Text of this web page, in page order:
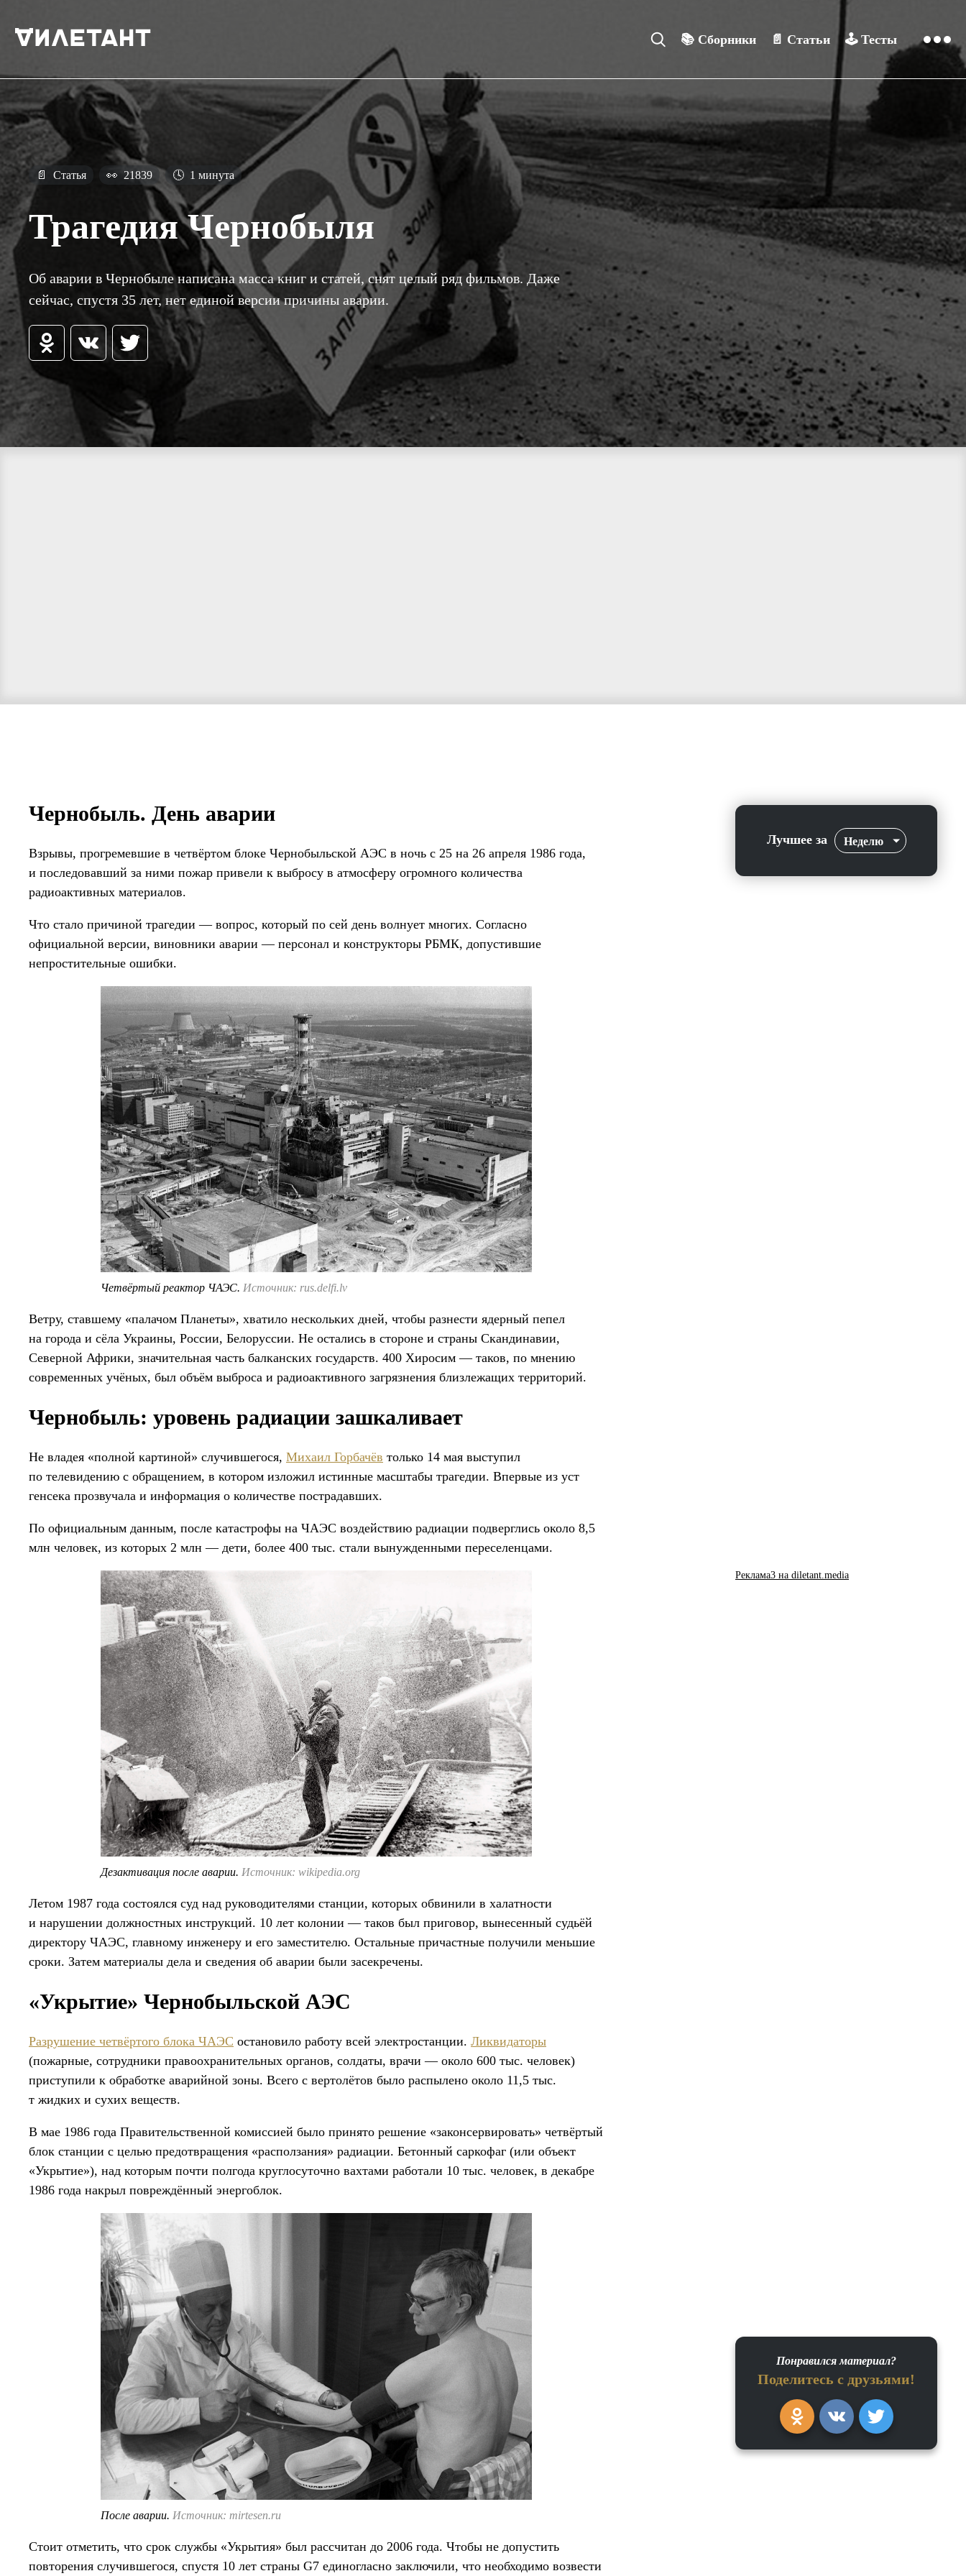
📚 Сборники 📄 Статьи 🕹️ Тесты
📄 Статья 👀 21839 🕓 1 минута
Трагедия Чернобыля
Об аварии в Чернобыле написана масса книг и статей, снят целый ряд фильмов. Даже
сейчас, спустя 35 лет, нет единой версии причины аварии.
Чернобыль. День аварии
Взрывы, прогремевшие в четвёртом блоке Чернобыльской АЭС в ночь с 25 на 26 апреля 1986 года,
и последовавший за ними пожар привели к выбросу в атмосферу огромного количества
радиоактивных материалов.
Что стало причиной трагедии — вопрос, который по сей день волнует многих. Согласно
официальной версии, виновники аварии — персонал и конструкторы РБМК, допустившие
непростительные ошибки.
Четвёртый реактор ЧАЭС. Источник: rus.delfi.lv
Ветру, ставшему «палачом Планеты», хватило нескольких дней, чтобы разнести ядерный пепел
на города и сёла Украины, России, Белоруссии. Не остались в стороне и страны Скандинавии,
Северной Африки, значительная часть балканских государств. 400 Хиросим — таков, по мнению
современных учёных, был объём выброса и радиоактивного загрязнения близлежащих территорий.
Чернобыль: уровень радиации зашкаливает
Не владея «полной картиной» случившегося, Михаил Горбачёв только 14 мая выступил
по телевидению с обращением, в котором изложил истинные масштабы трагедии. Впервые из уст
генсека прозвучала и информация о количестве пострадавших.
По официальным данным, после катастрофы на ЧАЭС воздействию радиации подверглись около 8,5
млн человек, из которых 2 млн — дети, более 400 тыс. стали вынужденными переселенцами.
Дезактивация после аварии. Источник: wikipedia.org
Летом 1987 года состоялся суд над руководителями станции, которых обвинили в халатности
и нарушении должностных инструкций. 10 лет колонии — таков был приговор, вынесенный судьёй
директору ЧАЭС, главному инженеру и его заместителю. Остальные причастные получили меньшие
сроки. Затем материалы дела и сведения об аварии были засекречены.
«Укрытие» Чернобыльской АЭС
Разрушение четвёртого блока ЧАЭС остановило работу всей электростанции. Ликвидаторы
(пожарные, сотрудники правоохранительных органов, солдаты, врачи — около 600 тыс. человек)
приступили к обработке аварийной зоны. Всего с вертолётов было распылено около 11,5 тыс.
т жидких и сухих веществ.
В мае 1986 года Правительственной комиссией было принято решение «законсервировать» четвёртый
блок станции с целью предотвращения «расползания» радиации. Бетонный саркофаг (или объект
«Укрытие»), над которым почти полгода круглосуточно вахтами работали 10 тыс. человек, в декабре
1986 года накрыл повреждённый энергоблок.
После аварии. Источник: mirtesen.ru
Стоит отметить, что срок службы «Укрытия» был рассчитан до 2006 года. Чтобы не допустить
повторения случившегося, спустя 10 лет страны G7 единогласно заключили, что необходимо возвести
Лучшее за Неделю
Реклама3 на diletant.media
Понравился материал?
Поделитесь с друзьями!